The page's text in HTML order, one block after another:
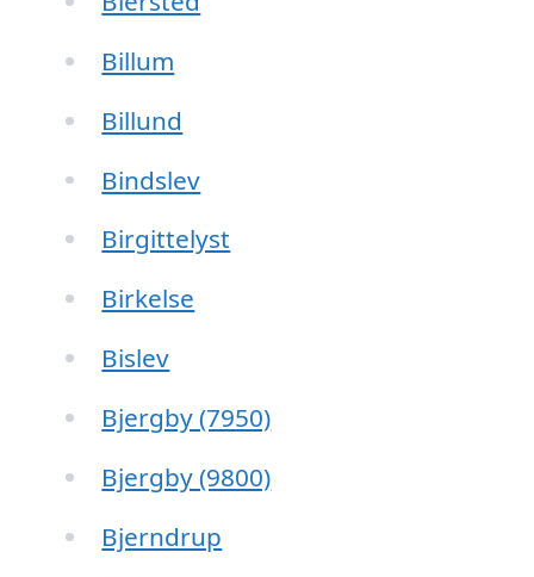
Billum
Billund
Bindslev
Birgittelyst
Birkelse
Bislev
Bjergby (7950)
Bjergby (9800)
Bjerndrup